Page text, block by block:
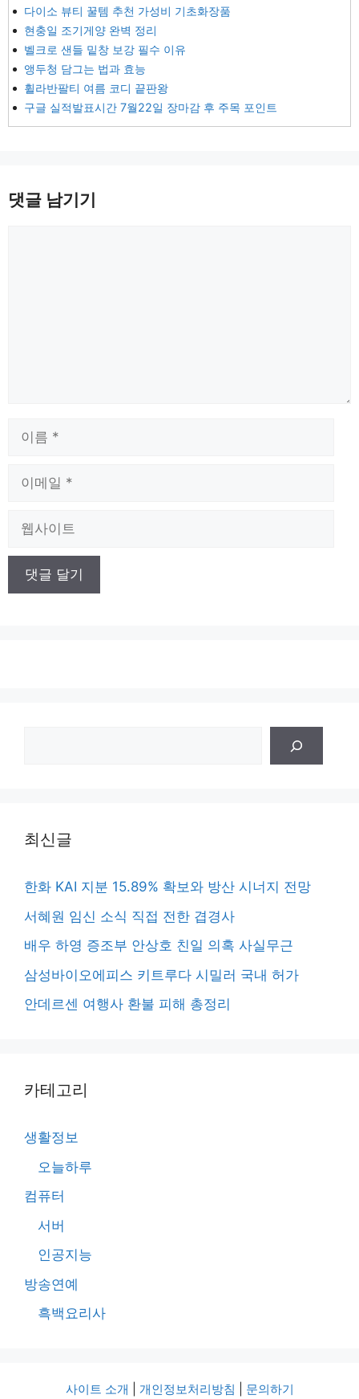
다이소 뷰티 꿀템 추천 가성비 기초화장품
현충일 조기게양 완벽 정리
벨크로 샌들 밑창 보강 필수 이유
앵두청 담그는 법과 효능
휠라반팔티 여름 코디 끝판왕
구글 실적발표시간 7월22일 장마감 후 주목 포인트
댓글 남기기
최신글
한화 KAI 지분 15.89% 확보와 방산 시너지 전망
서혜원 임신 소식 직접 전한 겹경사
배우 하영 증조부 안상호 친일 의혹 사실무근
삼성바이오에피스 키트루다 시밀러 국내 허가
안데르센 여행사 환불 피해 총정리
카테고리
생활정보
오늘하루
컴퓨터
서버
인공지능
방송연예
흑백요리사
사이트 소개 개인정보처리방침 문의하기